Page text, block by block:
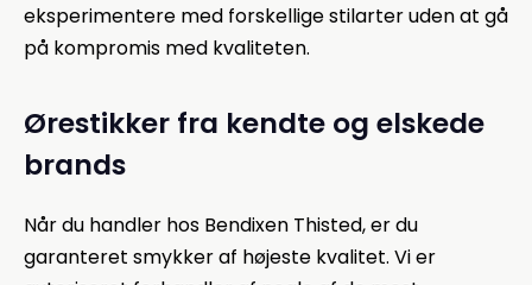
eksperimentere med forskellige stilarter uden at gå
på kompromis med kvaliteten.
Ørestikker fra kendte og elskede
brands
Når du handler hos Bendixen Thisted, er du
garanteret smykker af højeste kvalitet. Vi er